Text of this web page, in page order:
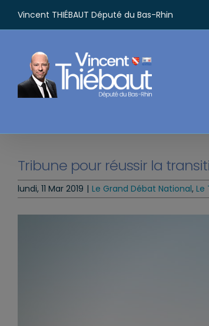
contenu
Vincent THIÉBAUT Député du Bas-Rhin
Tribune pour réussir la
lundi, 11 Mar 2019 | Le Grand Débat National, Le